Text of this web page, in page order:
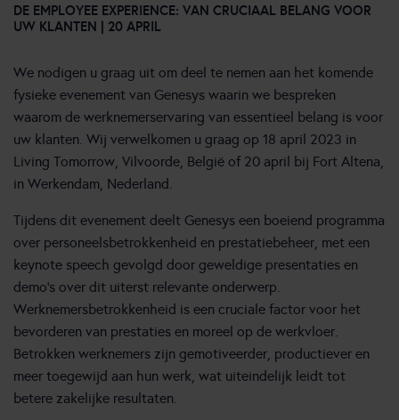
DE EMPLOYEE EXPERIENCE: VAN CRUCIAAL BELANG VOOR
UW KLANTEN | 20 APRIL
We nodigen u graag uit om deel te nemen aan het komende
fysieke evenement van Genesys waarin we bespreken
waarom de werknemerservaring van essentieel belang is voor
uw klanten. Wij verwelkomen u graag op 18 april 2023 in
Living Tomorrow, Vilvoorde, België of 20 april bij Fort Altena,
in Werkendam, Nederland.
Tijdens dit evenement deelt Genesys een boeiend programma
over personeelsbetrokkenheid en prestatiebeheer, met een
keynote speech gevolgd door geweldige presentaties en
demo’s over dit uiterst relevante onderwerp.
Werknemersbetrokkenheid is een cruciale factor voor het
bevorderen van prestaties en moreel op de werkvloer.
Betrokken werknemers zijn gemotiveerder, productiever en
meer toegewijd aan hun werk, wat uiteindelijk leidt tot
betere zakelijke resultaten.